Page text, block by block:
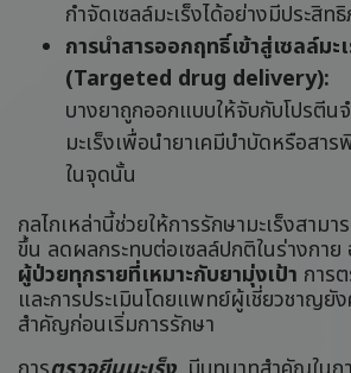
กำจัดเซลล์มะเร็งได้อย่างมีประสิท
การนำสารออกฤทธิ์เข้าสู่เซลล์มะ
(Targeted drug delivery):
บางยาถูกออกแบบให้จับกับโปรตีน
มะเร็งเพื่อนำยาเคมีบำบัดหรือสา
ในจุดนั้น
กลไกเหล่านี้ช่วยให้การรักษามะเร็งสาม
ขึ้น ลดผลกระทบต่อเซลล์ปกติในร่างกาย
ผู้ป่วยทุกรายที่เหมาะกับยามุ่งเป้า การ
และการประเมินโดยแพทย์ผู้เชี่ยวชาญยั
สำคัญก่อนเริ่มการรักษา